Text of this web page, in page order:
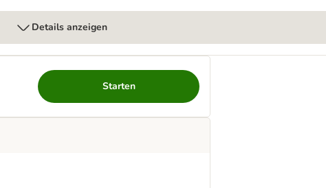
Details anzeigen
Starten